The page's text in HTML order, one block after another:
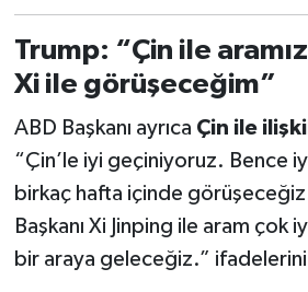
Trump: “Çin ile
Xi ile görüşeceğim”
ABD Başkanı ayrıca Çin ile
“Çin’le iyi geçiniyoruz. Bence
birkaç hafta içinde
Başkanı Xi Jinping ile aram çok
bir araya geleceğiz.” ifadelerini